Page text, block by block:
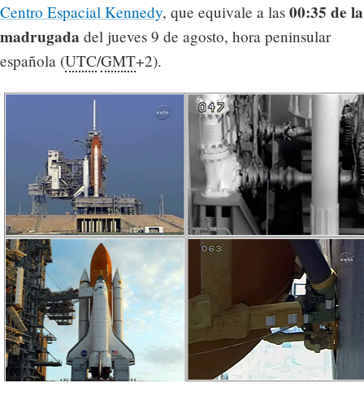
Centro Espacial Kennedy, que equivale a las 00:35 de la
madrugada del jueves 9 de agosto, hora peninsular
española (UTC/GMT+2).